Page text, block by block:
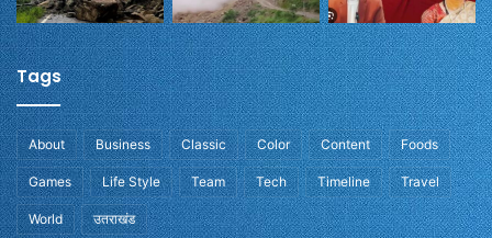
Tags
About Business Classic Color Content Foods
Games Life Style Team Tech Timeline Travel
World उतराखंड